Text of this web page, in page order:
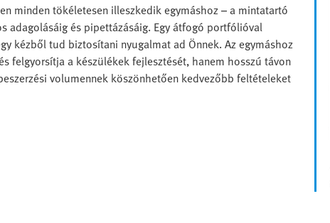
minden tökéletesen illeszkedik egymáshoz – a mintatartó
adagolásáig és pipettázásáig. Egy átfogó portfólióval
kézből tud biztosítani nyugalmat ad Önnek. Az egymáshoz
felgyorsítja a készülékek fejlesztését, hanem hosszú távon
volumennek köszönhetően kedvezőbb feltételeket